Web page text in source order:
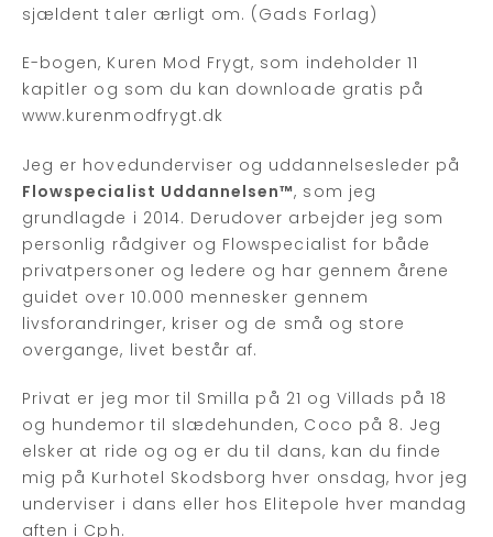
sjældent taler ærligt om. (Gads Forlag)
E-bogen, Kuren Mod Frygt, som indeholder 11
kapitler og som du kan downloade gratis på
www.kurenmodfrygt.dk
Jeg er hovedunderviser og uddannelsesleder på
Flowspecialist Uddannelsen™, som jeg
grundlagde i 2014. Derudover arbejder jeg som
personlig rådgiver og Flowspecialist for både
privatpersoner og ledere og har gennem årene
guidet over 10.000 mennesker gennem
livsforandringer, kriser og de små og store
overgange, livet består af.
Privat er jeg mor til Smilla på 21 og Villads på 18
og hundemor til slædehunden, Coco på 8. Jeg
elsker at ride og og er du til dans, kan du finde
mig på Kurhotel Skodsborg hver onsdag, hvor jeg
underviser i dans eller hos Elitepole hver mandag
aften i Cph.